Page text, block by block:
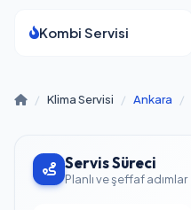
Kombi Servisi
/ Klima Servisi / Ankara /
Servis Süreci
Planlı ve şeffaf adımlar